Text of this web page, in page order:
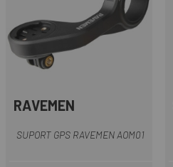
RAVEMEN
SUPORT GPS RAVEMEN AOM01